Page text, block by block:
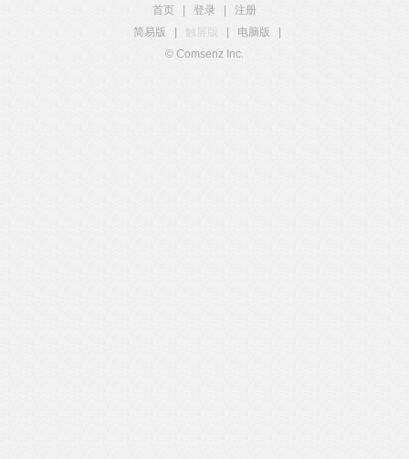
首页 登录
注册
简易版
触屏版 电脑版
© Comsenz Inc.